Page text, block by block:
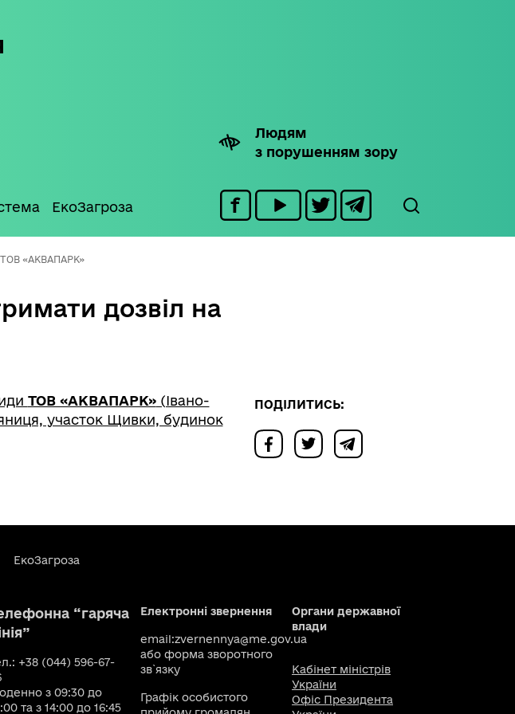
Людям
з порушенням зору
ЕкоЗагроза
ТОВ «АКВАПАРК»
дозвіл на
ТОВ «АКВАПАРК»(Івано-
участок Щивки, будинок
ПОДІЛИТИСЬ:
ЕкоЗагроза
“гаряча
+38 (044) 596-67-
з 09:30 до
та з 14:00 до 16:45
Електронні звернення
email:zvernennya@me.gov.ua
або форма зворотного
зв`язку
Графік особистого
Органи державної
влади
Кабінет міністрів
України
Офіс Президента